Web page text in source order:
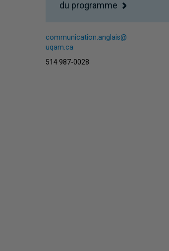
du programme
communication.anglais@
uqam.ca
514 987-0028